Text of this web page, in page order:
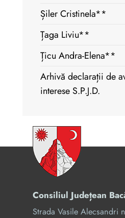
Șiler Cristinela**
Țaga Liviu**
Țicu Andra-Elena**
Arhivă declarații de
interese S.P.J.D.
Consiliul Județean
Strada Vasile Alecsandri